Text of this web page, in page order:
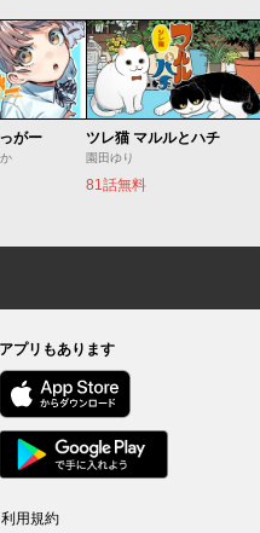
がー ツレ猫 マルルとハチ
園田ゆり
81話無料
アプリもあります
利用規約